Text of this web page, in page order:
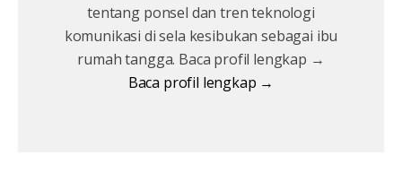
tentang ponsel dan tren teknologi
komunikasi di sela kesibukan sebagai ibu
rumah tangga. Baca profil lengkap →
Baca profil lengkap →